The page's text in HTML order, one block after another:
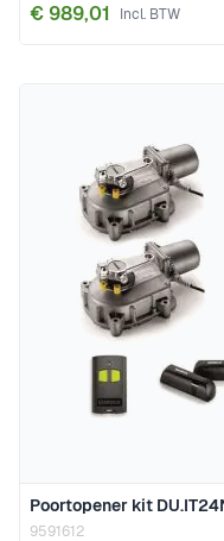
€ 989,01
Poortopener kit
9591612